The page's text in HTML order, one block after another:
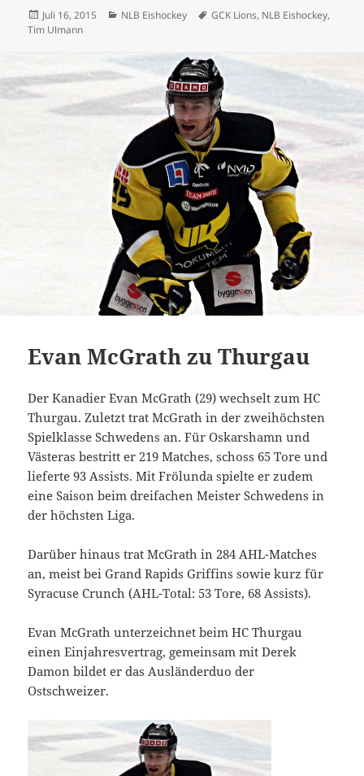
Veröffentlicht
am
Juli 16, 2015 Kategorien
NLB Eishockey Schlagwörter
GCK Lions, NLB Eishockey,
Tim Ulmann
Evan McGrath zu Thurgau
Der Kanadier Evan McGrath (29) wechselt zum HC
Thurgau. Zuletzt trat McGrath in der zweihöchsten
Spielklasse Schwedens an. Für Oskarshamn und
Västeras bestritt er 219 Matches, schoss 65 Tore und
lieferte 93 Assists. Mit Frölunda spielte er zudem
eine Saison beim dreifachen Meister Schwedens in
der höchsten Liga.
Darüber hinaus trat McGrath in 284 AHL-Matches
an, meist bei Grand Rapids Griffins sowie kurz für
Syracuse Crunch (AHL-Total: 53 Tore, 68 Assists).
Evan McGrath unterzeichnet beim HC Thurgau
einen Einjahresvertrag, gemeinsam mit Derek
Damon bildet er das Ausländerduo der
Ostschweizer.